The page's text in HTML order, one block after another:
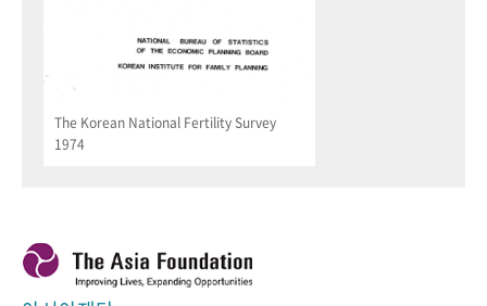
The Korean National Fertility Survey
1974